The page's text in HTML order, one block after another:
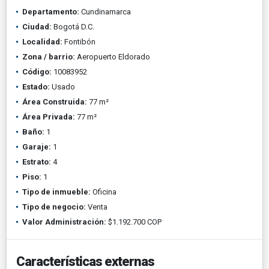
Departamento: Cundinamarca
Ciudad: Bogotá D.C.
Localidad: Fontibón
Zona / barrio: Aeropuerto Eldorado
Código: 10083952
Estado: Usado
Área Construida: 77 m²
Área Privada: 77 m²
Baño: 1
Garaje: 1
Estrato: 4
Piso: 1
Tipo de inmueble: Oficina
Tipo de negocio: Venta
Valor Administración: $1.192.700 COP
Características externas